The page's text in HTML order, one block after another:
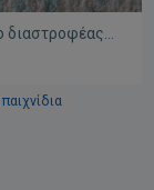
διαστροφέας
με
φιγούρα
Greco